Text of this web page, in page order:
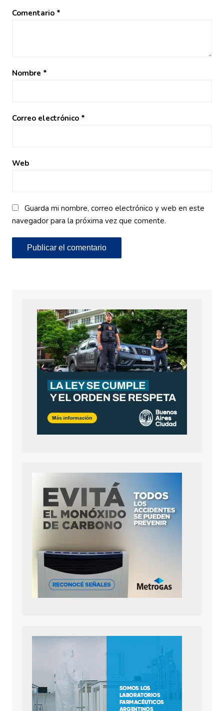
Comentario *
Nombre *
Correo electrónico *
Web
Guarda mi nombre, correo electrónico y web en este
navegador para la próxima vez que comente.